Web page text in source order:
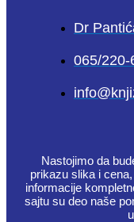
Dr
065/220-
Nastojimo da
prikazu slika i
informacije
sajtu su deo naše